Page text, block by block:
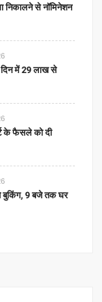
निकालने से नॉमिनेशन
दिन में 29 लाख से
के फैसले को दी
बुकिंग, 9 बजे तक घर